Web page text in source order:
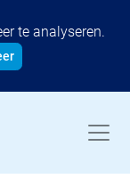
te analyseren.